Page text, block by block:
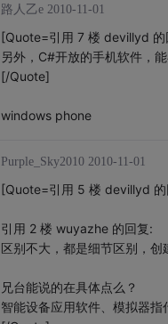
路人乙e 2010-11-01
[Quote=引用 7 楼 devillyd 的
另外，C#开放的手机软件，
[/Quote]
windows phone
Purple_Sky2010 2010-11-01
[Quote=引用 5 楼 devillyd
引用 2 楼 wuyazhe 的回复:
区别不大，都是细节区别，创
兄台能说的在具体点么？
智能设备应用软件、模拟器指